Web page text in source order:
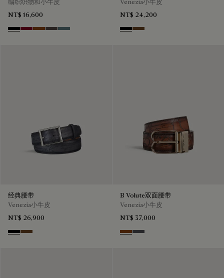
NT$ 16,600
BlackSaint Emilion Tri
Dark Toffee
GreyStone Denim
NT$ 24,200
NeroTobacco Bis
经典腰带
Venezia小牛皮
NT$ 26,900
NeroTobacco Bis
B Volute双面腰带
Venezia小牛皮
NT$ 37,000
Nero Grigio & Mogano
Mogano & Nero Grigio